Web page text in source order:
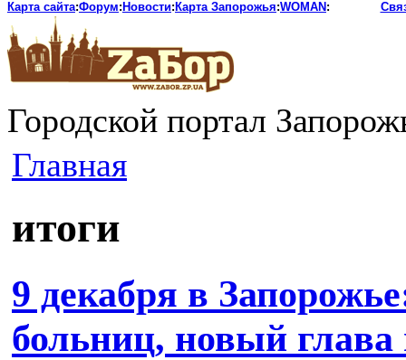
Карта сайта:Форум: Новости: Карта Запорожья:WOMAN :
Городской портал
Главная
итоги
9 декабря в
больниц, новый глава